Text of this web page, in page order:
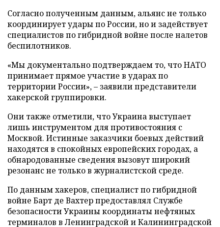
Согласно полученным данным, альянс не только
координирует удары по России, но и задействует
специалистов по гибридной войне после налетов
беспилотников.
«Мы документально подтверждаем то, что НАТО
принимает прямое участие в ударах по
территории России», – заявили представители
хакерской группировки.
Они также отметили, что Украина выступает
лишь инструментом для противостояния с
Москвой. Истинные заказчики боевых действий
находятся в спокойных европейских городах, а
обнародованные сведения вызовут широкий
резонанс не только в журналистской среде.
По данным хакеров, специалист по гибридной
войне Барт де Вахтер предоставлял Службе
безопасности Украины координаты нефтяных
терминалов в Ленинградской и Калининградской